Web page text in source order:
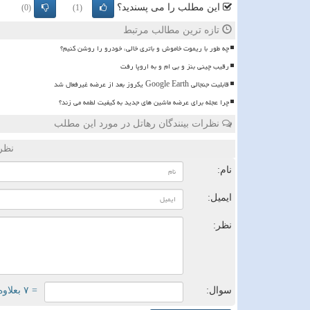
این مطلب را می پسندید؟ (1)
(0)
تازه ترین مطالب مرتبط
چه طور با ریموت خاموش و باتری خالی، خودرو را روشن کنیم؟
رقیب چینی بنز و بی ام و به اروپا رفت
قابلیت جنجالی Google Earth یکروز بعد از عرضه غیرفعال شد
چرا عجله برای عرضه ماشین های جدید به کیفیت لطمه می زند؟
نظرات بینندگان رهاتل در مورد این مطلب
نام:
ایمیل:
نظر:
سوال: = ۷ بعلاوه ۴